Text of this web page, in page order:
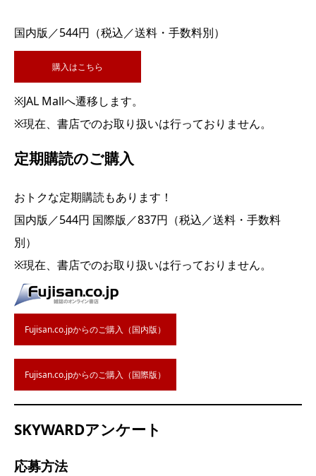
国内版／544円（税込／送料・手数料別）
購入はこちら
※JAL Mallへ遷移します。
※現在、書店でのお取り扱いは行っておりません。
定期購読のご購入
おトクな定期購読もあります！
国内版／544円 国際版／837円（税込／送料・手数料
別）
※現在、書店でのお取り扱いは行っておりません。
Fujisan.co.jpからのご購入（国内版）
Fujisan.co.jpからのご購入（国際版）
SKYWARDアンケート
応募方法